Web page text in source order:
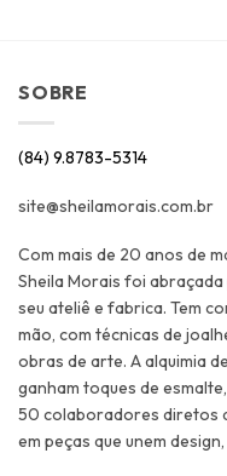
SOBRE
(84) 9.8783-5314
site@sheilamorais.com.br
Com mais de 20 anos de
Sheila Morais foi
seu ateliê e fabrica. Tem
mão, com técnicas de
obras de arte. A alquimia
ganham toques de
50 colaboradores diretos
em peças que unem